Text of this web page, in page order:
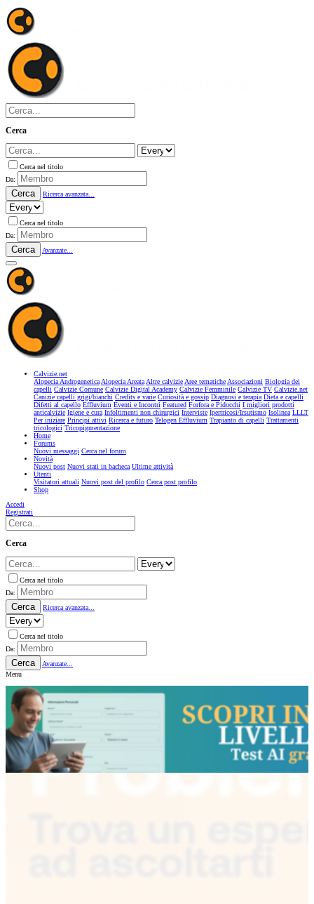
Cerca
Cerca nel titolo
Da:
Cerca Ricerca avanzata...
Cerca nel titolo
Da:
Cerca Avanzate...
Calvizie.net
Alopecia AndrogeneticaAlopecia AreataAltre calvizieAree tematicheAssociazioni Biologia dei
capelli Calvizie Comune Calvizie Digital Academy Calvizie Femminile Calvizie TV Calvizie.net
Canizie capelli grigi/bianchi Credits e varie Curiosità e gossip Diagnosi e terapia Dieta e capelli
Difetti al capello Effluvium Eventi e Incontri Featured Forfora e Pidocchi I migliori prodotti
anticalvizie Igiene e cura Infoltimenti non chirurgici Interviste Ipertricosi/Irsutismo Isolinea LLLT
Per iniziare Principi attivi Ricerca e futuro Telogen Effluvium Trapianto di capelli Trattamenti
tricologici Tricopigmentazione
Home
Forums
Nuovi messaggi Cerca nel forum
Novità
Nuovi post Nuovi stati in bacheca Ultime attività
Utenti
Visitatori attuali Nuovi post del profilo Cerca post profilo
Shop
Accedi
Registrati
Cerca
Cerca nel titolo
Da:
Cerca Ricerca avanzata...
Cerca nel titolo
Da:
Cerca
Avanzate...
Menu